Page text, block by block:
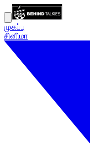
முகப்பு
சினிமா